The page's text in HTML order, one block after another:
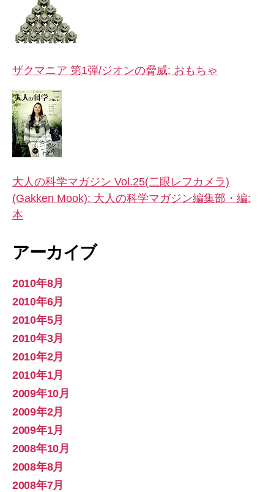
ザクマニア 第1弾/ジオンの脅威: おもちゃ
大人の科学マガジン Vol.25(二眼レフカメラ)
(Gakken Mook): 大人の科学マガジン編集部・編:
本
アーカイブ
2010年8月
2010年6月
2010年5月
2010年3月
2010年2月
2010年1月
2009年10月
2009年2月
2009年1月
2008年10月
2008年8月
2008年7月